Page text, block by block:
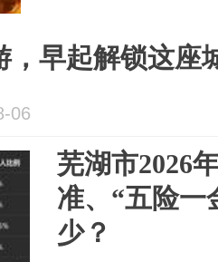
，早起解锁这座
06
芜湖市2026
准、“五险一
少？